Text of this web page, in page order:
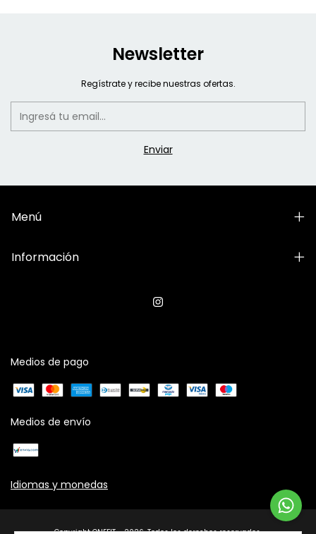
Newsletter
Regístrate y recibe nuestras ofertas.
Menú
Información
Medios de pago
Medios de envío
Idiomas y monedas